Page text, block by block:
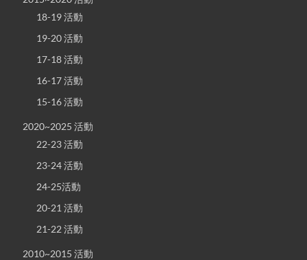
18-19 活動
19-20 活動
17-18 活動
16-17 活動
15-16 活動
2020~2025 活動
22-23 活動
23-24 活動
24-25活動
20-21 活動
21-22 活動
2010~2015 活動